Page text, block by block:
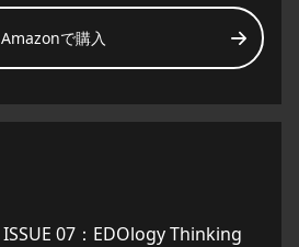
Amazonで購入
ISSUE 07：EDOlogy Thinking